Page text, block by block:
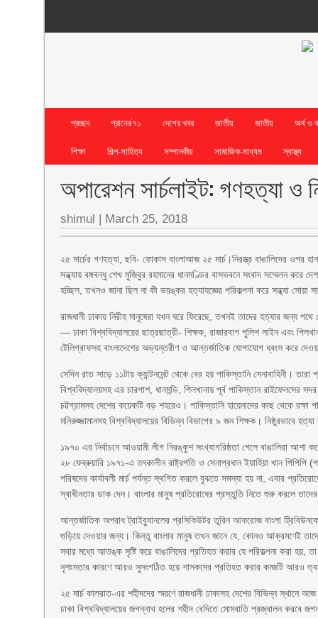
প্রচ্ছদ প্রানের’৭১ দেশের খবর জাতীয় জাতীয়
অর্থ ও
শিক্ষা
শিল্প-সাহিত্য সম্পাদকীয় সামাজিক-মাধ্যম স্বাস্থ্য
অপারেশন সার্চলাইট: গণহত্যা ও
shimul | March 25, 2018
২৫ মার্চের গণহত্যা, ছবি- ফোকাস বাংলাআজ ২৫ মার্চ।নিরস্ত্র বাঙালিদের ওপর
সন্ধ্যায় বঙ্গবন্ধু শেখ মুজিবুর রহমানের ধানমণ্ডির বাসভবনে সংবাদ সম্মেলন করে
হচ্ছিল, তখনও জানা ছিল না কী ভয়ঙ্কর হত্যাযজ্ঞের পরিকল্পনা করে সন্ধ্যা সোয়া
রাজধানী ঢাকায় নিরীহ মানুষেরা যখন ঘরে ফিরেছে, তখনই তাদের হত্যার জন্য
— ঢাকা বিশ্ববিদ্যালয়ের ছাত্রছাত্রী- শিক্ষক, রাজারবাগ পুলিশ লাইন এবং
টেলিগ্রাফসহ বাংলাদেশের অভ্যন্তরীণ ও আন্তর্জাতিক যোগাযোগ ধ্বংস করে
সেদিন রাত সাড়ে ১১টায় ক্যান্টনমেন্ট থেকে বের হয় পাকিস্তানি সেনাবাহিনী।
বিশ্ববিদ্যালয়সহ এর চারপাশ, ধানমন্ডি, পিলখানায় পূর্ব পাকিস্তান রাইফেলসের
চট্টগ্রামসহ দেশের কয়েকটি বড় শহরেও। পাকিস্তানি হায়েনাদের কাছ থেকে
মনিরুজ্জামানসহ বিশ্ববিদ্যালয়ের বিভিন্ন বিভাগের ৯ জন শিক্ষক। নিষ্ঠুরভাবে
১৯৭০ এর নির্বাচনে আওয়ামী লীগ নিরঙ্কুশ সংখ্যাগরিষ্ঠতা পেলে বাঙালিরা
২৮ ফেব্রুয়ারি ১৯৭১-এ তৎকালীন রাষ্ট্রপতি ও সেনাপ্রধান ইয়াহিয়া খান
পরিষদের কার্যাবলী মার্চ পর্যন্ত স্থগিত করলে বুঝতে সমস্যা হয় না, এবার
স্বাধীনতার ডাক দেন। বাংলার মানুষ প্রতিরোধের প্রস্তুতি নিতে ‍শুরু করলে তাদের
আন্তর্জাতিক অপরাধ ট্রাইব্যুানলের প্রসিকিউটর তুরিন আফরোজ বাংলা ট্রিবিউনকে
গুড়িয়ে দেওয়ার জন্য। কিন্তু বাংলার মানুষ তখন জানে যে, কোনও আক্রমণেই
সবার মধ্যে আতঙ্ক সৃষ্টি করে বাঙালিদের প্রতিহত করার যে পরিকল্পনা করা হয়,
নৃশংসতার কারণে আরও সুসংগঠিত হয়ে শাসকদের প্রতিহত করার কাজটি আরও
২৫ মার্চ কালরাত-এর শহীদদের স্মরণে রাজধানী ঢাকাসহ দেশের বিভিন্ন স্থানে
ঢাকা বিশ্ববিদ্যালয়ের জগন্নাথ হলের শহীদ বেদিতে মোমবাতি প্রজ্বালন করবে